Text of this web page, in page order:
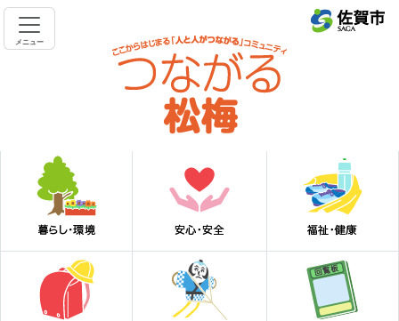
メニュー